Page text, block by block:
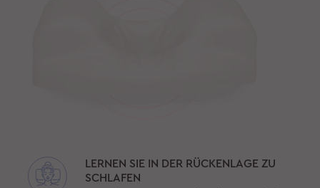
LERNEN SIE IN DER RÜCKENLAGE ZU
SCHLAFEN